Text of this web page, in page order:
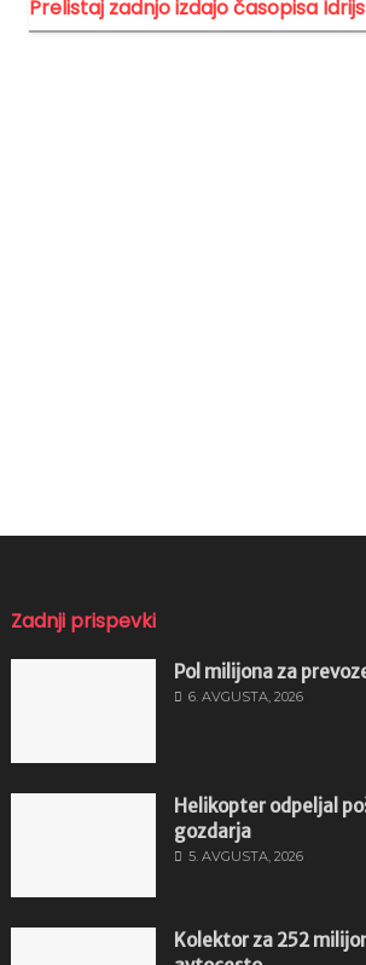
Prelistaj zadnjo izdajo časopisa
Zadnji prispevki
Pol milijona za
6. AVGUSTA, 2026
Helikopter odpeljal
gozdarja
5. AVGUSTA, 2026
Kolektor za 252